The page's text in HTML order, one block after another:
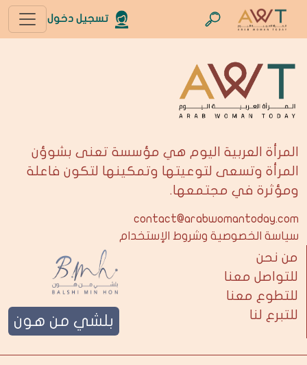
تسجيل دخول
المرأة العربية اليوم هي مؤسسة تعنى بشوؤن
المرأة وتسعى لتوعيتها وتمكينها لتكون فاعلة
ومؤثرة في مجتمعها.
contact@arabwomantoday.com
سياسة الخصوصية وشروط الإستخدام
من نحن
للتواصل معنا
للتطوع معنا
للتبرع لنا
بلشي من هون